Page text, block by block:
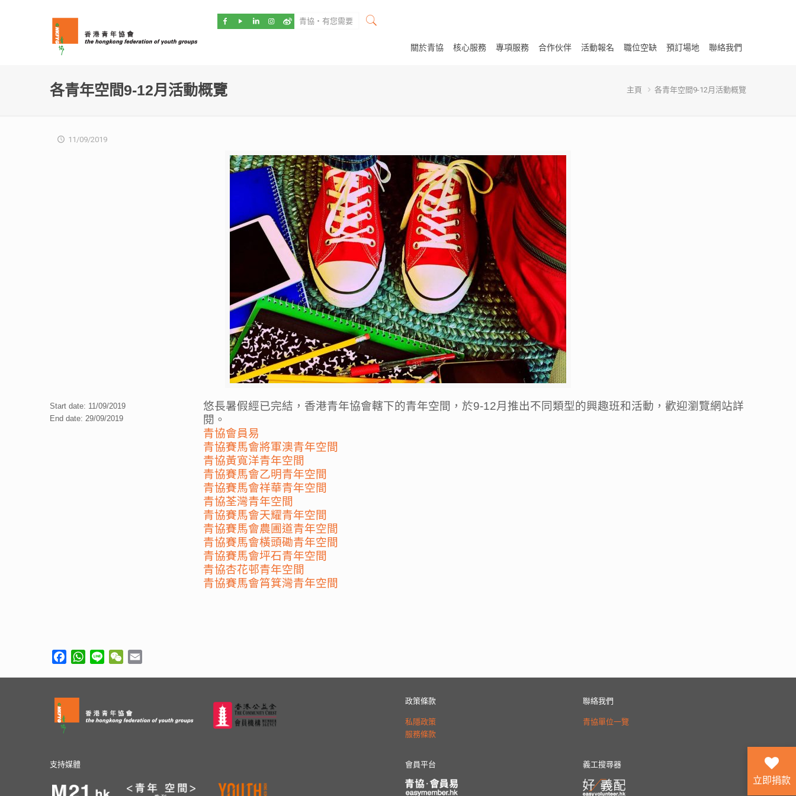
關於青協 核心服務 專項服務 合作伙伴 活動報名 職位空缺 預訂場地 聯絡我們
各青年空間9-12月活動概覽 主頁 各青年空間9-12月活動概覽
11/09/2019
Start date: 11/09/2019
End date: 29/09/2019
悠長暑假經已完結，香港青年協會轄下的青年空間，於9-12月推出不同類型的興趣班和活動，歡迎瀏覽網站詳
閱。
青協會員易
青協賽馬會將軍澳青年空間
青協黃寬洋青年空間
青協賽馬會乙明青年空間
青協賽馬會祥華青年空間
青協荃灣青年空間
青協賽馬會天耀青年空間
青協賽馬會農圃道青年空間
青協賽馬會橫頭磡青年空間
青協賽馬會坪石青年空間
青協杏花邨青年空間
青協賽馬會筲箕灣青年空間
FacebookWhatsApp
Line WeChat
政策條款
私隱政策
服務條款
聯絡我們
青協單位一覽
支持媒體 會員平台 義工搜尋器
立即捐款